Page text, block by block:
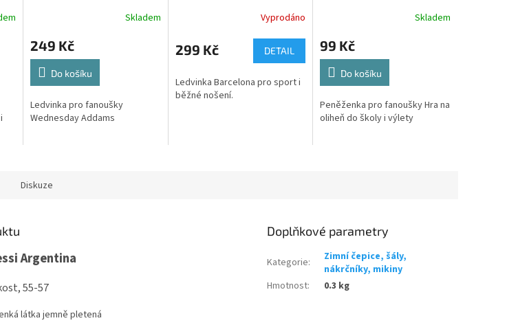
Skladem
249 Kč
Do košíku
Ledvinka pro fanoušky
Wednesday Addams
Vyprodáno
299 Kč DETAIL
Ledvinka Barcelona pro sport i
běžné nošení.
Skladem
99 Kč
Do košíku
Peněženka pro fanoušky Hra na
oliheň do školy i výlety
Diskuze
Argentina
55-57
látka jemně pletená
Doplňkové parametry
Kategorie:
Zimní čepice, šály,
nákrčníky, mikiny
Hmotnost: 0.3 kg